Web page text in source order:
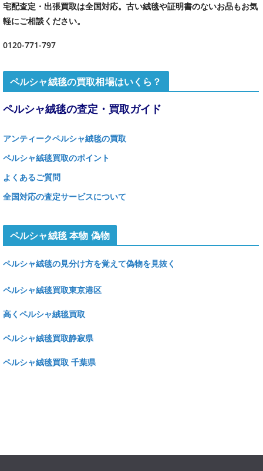
宅配査定・出張買取は全国対応。古い絨毯や証明書のないお品もお気
軽にご相談ください。
0120-771-797
ペルシャ絨毯の買取相場はいくら？
ペルシャ絨毯の査定・買取ガイド
アンティークペルシャ絨毯の買取
ペルシャ絨毯買取のポイント
よくあるご質問
全国対応の査定サービスについて
ペルシャ絨毯 本物 偽物
ペルシャ絨毯の見分け方を覚えて偽物を見抜く
ペルシャ絨毯買取東京港区
高くペルシャ絨毯買取
ペルシャ絨毯買取静寂県
ペルシャ絨毯買取 千葉県